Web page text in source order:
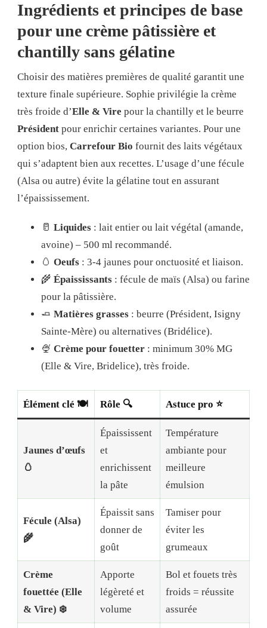
Ingrédients et principes de base
pour une crème pâtissière et
chantilly sans gélatine
Choisir des matières premières de qualité garantit une
texture finale supérieure. Sophie privilégie la crème
très froide d’Elle & Vire pour la chantilly et le beurre
Président pour enrichir certaines variantes. Pour une
option bios, Carrefour Bio fournit des laits végétaux
qui s’adaptent bien aux recettes. L’usage d’une fécule
(Alsa ou autre) évite la gélatine tout en assurant
l’épaississement.
🥛 Liquides : lait entier ou lait végétal (amande,
avoine) – 500 ml recommandé.
🥚 Oeufs : 3-4 jaunes pour onctuosité et liaison.
🌾 Épaississants : fécule de maïs (Alsa) ou farine
pour la pâtissière.
🧈 Matières grasses : beurre (Président, Isigny
Sainte-Mère) ou alternatives (Bridélice).
🍨 Crème pour fouetter : minimum 30% MG
(Elle & Vire, Bridelice), très froide.
Élément clé 🍽️ Rôle 🔍 Astuce pro ⭐
Jaunes d’œufs
🥚
Épaississent
et
enrichissent
la pâte
Température
ambiante pour
meilleure
émulsion
Fécule (Alsa)
🌾
Épaissit sans
donner de
goût
Tamiser pour
éviter les
grumeaux
Crème
fouettée (Elle
& Vire) ❄️
Apporte
légèreté et
volume
Bol et fouets très
froids = réussite
assurée